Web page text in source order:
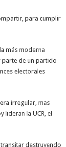
para cumplir
más moderna
parte de un partido
electorales
irregular, mas
la UCR, el
destruyendo